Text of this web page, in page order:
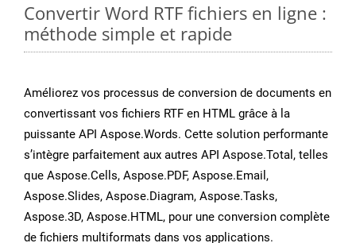
Convertir Word RTF fichiers en ligne :
méthode simple et rapide
Améliorez vos processus de conversion de documents en
convertissant vos fichiers RTF en HTML grâce à la
puissante API Aspose.Words. Cette solution performante
s’intègre parfaitement aux autres API Aspose.Total, telles
que Aspose.Cells, Aspose.PDF, Aspose.Email,
Aspose.Slides, Aspose.Diagram, Aspose.Tasks,
Aspose.3D, Aspose.HTML, pour une conversion complète
de fichiers multiformats dans vos applications.